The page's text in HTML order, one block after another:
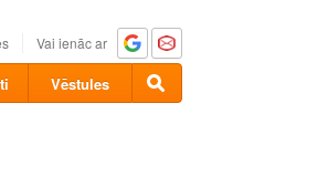
Vai ienāc ar
Vēstules